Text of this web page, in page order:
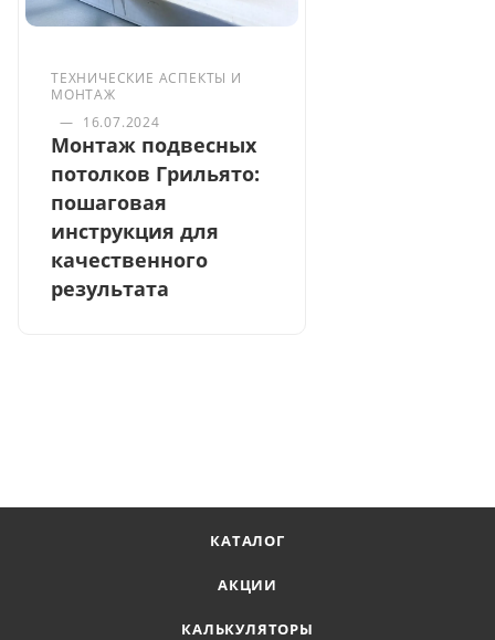
ТЕХНИЧЕСКИЕ АСПЕКТЫ И
МОНТАЖ
— 16.07.2024
Монтаж подвесных
потолков Грильято:
пошаговая
инструкция для
качественного
результата
КАТАЛОГ
АКЦИИ
КАЛЬКУЛЯТОРЫ